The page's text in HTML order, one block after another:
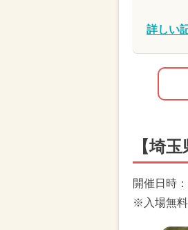
詳しい
【埼
開催日時
※入場無料